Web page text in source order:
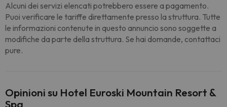
Alcuni dei servizi elencati potrebbero essere a pagamento.
Puoi verificare le tariffe direttamente presso la struttura. Tutte
le informazioni contenute in questo annuncio sono soggette a
modifiche da parte della struttura. Se hai domande, contattaci
pure.
Opinioni su Hotel Euroski Mountain Resort &
Spa